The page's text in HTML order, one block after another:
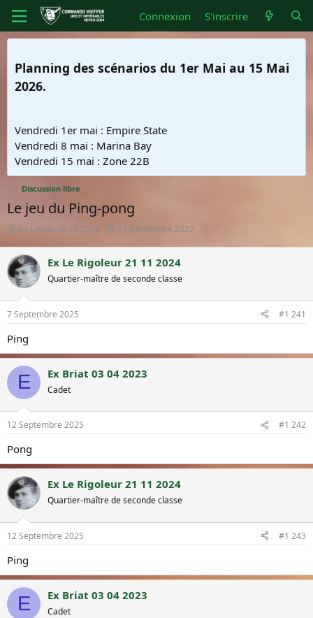
Connexion S'inscrire
Planning des scénarios du 1er Mai au 15 Mai
2026.
Vendredi 1er mai : Empire State
Vendredi 8 mai : Marina Bay
Vendredi 15 mai : Zone 22B
Discussion libre
Le jeu du Ping-pong
A
t
e
u
u
s
j
e
t
Ex Labas 06 12 2022
D
e
d
é
t
17 Décembre 2022
Ex Le Rigoleur 21 11 2024
Quartier-maître de seconde classe
7 Septembre 2025 #1 241
Ping
E Ex Briat 03 04 2023
Cadet
12 Septembre 2025 #1 242
Pong
Ex Le Rigoleur 21 11 2024
Quartier-maître de seconde classe
12 Septembre 2025 #1 243
Ping
E Ex Briat 03 04 2023
Cadet